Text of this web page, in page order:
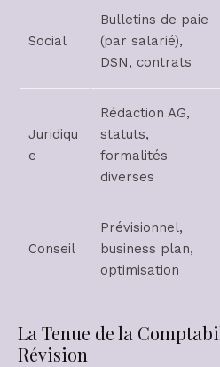
Social
Bulletins de paie
(par salarié),
DSN, contrats
Juridiqu
e
Rédaction AG,
statuts,
formalités
diverses
Conseil
Prévisionnel,
business plan,
optimisation
La Tenue de la
Révision